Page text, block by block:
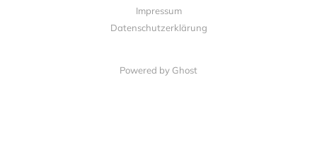
Impressum
Datenschutzerklärung
Powered by Ghost